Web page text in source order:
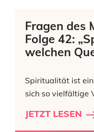
Fragen des
Folge 42:
welchen
Spiritualität ist
sich so vielfältige
JETZT LESEN